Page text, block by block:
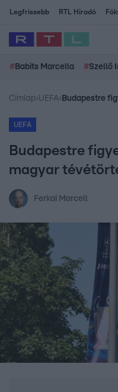
Legfrissebb RTL Híradó
# Babits Marcella #Szellő
Címlap›UEFA›
UEFA
Budapestre
magyar
Ferkai Marcell